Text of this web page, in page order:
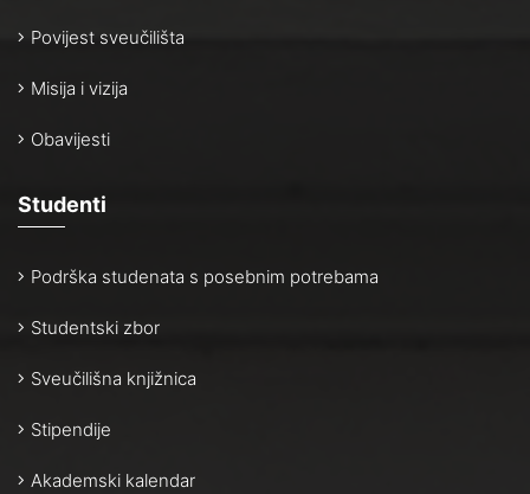
Povijest sveučilišta
Misija i vizija
Obavijesti
Studenti
Podrška studenata s posebnim potrebama
Studentski zbor
Sveučilišna knjižnica
Stipendije
Akademski kalendar